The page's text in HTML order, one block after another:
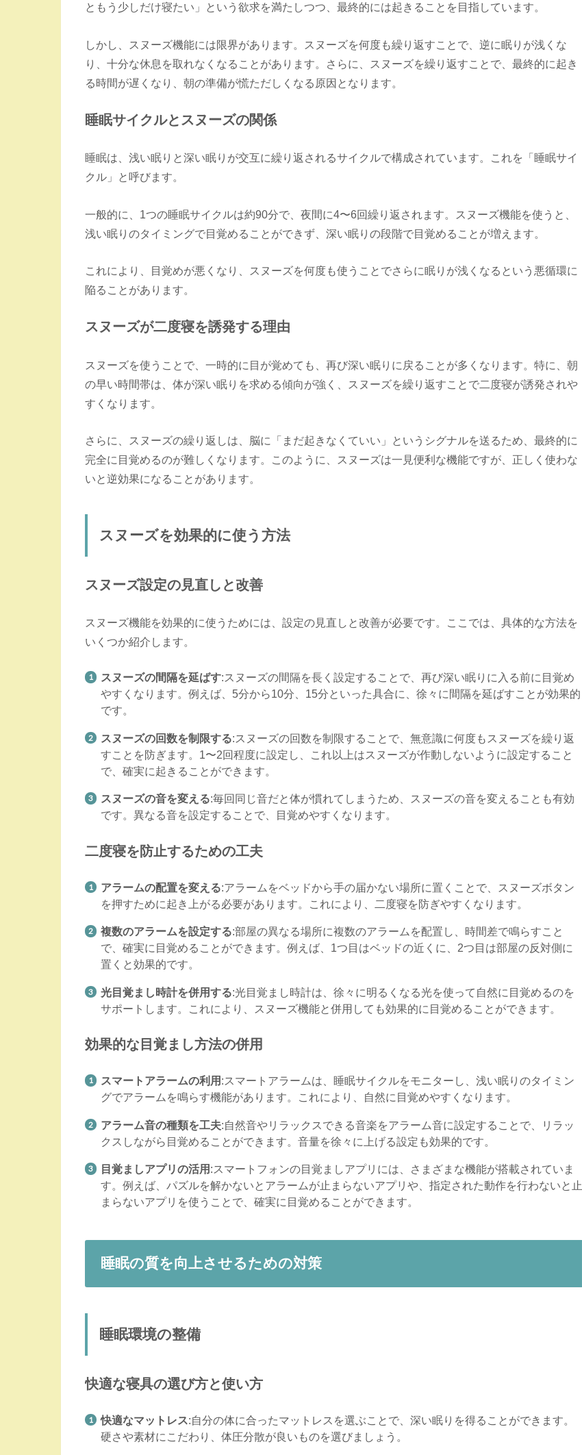
ともう少しだけ寝たい」という欲求を満たしつつ、最終的には起きることを目指しています。
しかし、スヌーズ機能には限界があります。スヌーズを何度も繰り返すことで、逆に眠りが浅くな
り、十分な休息を取れなくなることがあります。さらに、スヌーズを繰り返すことで、最終的に起き
る時間が遅くなり、朝の準備が慌ただしくなる原因となります。
睡眠サイクルとスヌーズの関係
睡眠は、浅い眠りと深い眠りが交互に繰り返されるサイクルで構成されています。これを「睡眠サイ
クル」と呼びます。
一般的に、1つの睡眠サイクルは約90分で、夜間に4〜6回繰り返されます。スヌーズ機能を使うと、
浅い眠りのタイミングで目覚めることができず、深い眠りの段階で目覚めることが増えます。
これにより、目覚めが悪くなり、スヌーズを何度も使うことでさらに眠りが浅くなるという悪循環に
陥ることがあります。
スヌーズが二度寝を誘発する理由
スヌーズを使うことで、一時的に目が覚めても、再び深い眠りに戻ることが多くなります。特に、朝
の早い時間帯は、体が深い眠りを求める傾向が強く、スヌーズを繰り返すことで二度寝が誘発されや
すくなります。
さらに、スヌーズの繰り返しは、脳に「まだ起きなくていい」というシグナルを送るため、最終的に
完全に目覚めるのが難しくなります。このように、スヌーズは一見便利な機能ですが、正しく使わな
いと逆効果になることがあります。
スヌーズを効果的に使う方法
スヌーズ設定の見直しと改善
スヌーズ機能を効果的に使うためには、設定の見直しと改善が必要です。ここでは、具体的な方法を
いくつか紹介します。
スヌーズの間隔を延ばす:スヌーズの間隔を長く設定することで、再び深い眠りに入る前に目覚め
やすくなります。例えば、5分から10分、15分といった具合に、徐々に間隔を延ばすことが効果的
です。
スヌーズの回数を制限する:スヌーズの回数を制限することで、無意識に何度もスヌーズを繰り返
すことを防ぎます。1〜2回程度に設定し、これ以上はスヌーズが作動しないように設定すること
で、確実に起きることができます。
スヌーズの音を変える:毎回同じ音だと体が慣れてしまうため、スヌーズの音を変えることも有効
です。異なる音を設定することで、目覚めやすくなります。
二度寝を防止するための工夫
アラームの配置を変える:アラームをベッドから手の届かない場所に置くことで、スヌーズボタン
を押すために起き上がる必要があります。これにより、二度寝を防ぎやすくなります。
複数のアラームを設定する:部屋の異なる場所に複数のアラームを配置し、時間差で鳴らすこと
で、確実に目覚めることができます。例えば、1つ目はベッドの近くに、2つ目は部屋の反対側に
置くと効果的です。
光目覚まし時計を併用する:光目覚まし時計は、徐々に明るくなる光を使って自然に目覚めるのを
サポートします。これにより、スヌーズ機能と併用しても効果的に目覚めることができます。
効果的な目覚まし方法の併用
スマートアラームの利用 :スマートアラームは、睡眠サイクルをモニターし、浅い眠りのタイミン
グでアラームを鳴らす機能があります。これにより、自然に目覚めやすくなります。
アラーム音の種類を工夫:自然音やリラックスできる音楽をアラーム音に設定することで、リラッ
クスしながら目覚めることができます。音量を徐々に上げる設定も効果的です。
目覚ましアプリの活用 :スマートフォンの目覚ましアプリには、さまざまな機能が搭載されていま
す。例えば、パズルを解かないとアラームが止まらないアプリや、指定された動作を行わないと止
まらないアプリを使うことで、確実に目覚めることができます。
睡眠の質を向上させるための対策
睡眠環境の整備
快適な寝具の選び方と使い方
快適なマットレス:自分の体に合ったマットレスを選ぶことで、深い眠りを得ることができます。
硬さや素材にこだわり、体圧分散が良いものを選びましょう。